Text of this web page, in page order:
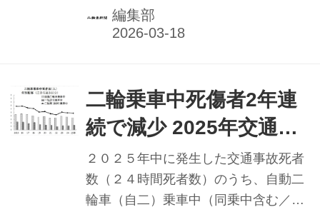
いるが、２５年の小型二輪車に続き、
二輪の軽自動車（軽二輪車）も今年４
更」「軽自動車届出済証返納（一時使
用中止）」の３手続き。また、窓口申
請時には、新車新規届出に限り譲渡証
明書の提示などが原則不要となる
編集部
二輪乗車中死傷者2年連
続で減少 2025年交通事
故死者数／警察庁まとめ
２０２５年中に発生した交通事故死者
数（２４時間死者数）のうち、自動二
輪車（自二）乗車中（同乗中含む／以